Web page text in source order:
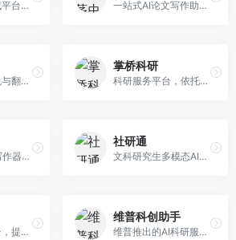
智能AI论文生成平台，支持查重检测。面向高校学生和研究人员，提供论文选题、内容生成、查重修改等一站式服务，学术写作流程完整。 一站式AI论文写作助手，覆盖学术写作全场景。面向高校学生和科研人员，提供开题报告、文献综述、论文正文等写作服务，支持多学科多类型论文，操作简便。
AI学术论文润色与翻译平台。面向国际期刊投稿者，提供论文润色、翻译、格式调整等服务，支持多语言，学术表达专业规范。
掌桥科研
科研服务平台，依托3亿+真实文献数据库。面向学术研究者和学生，提供文献检索、论文写作、科研数据分析等服务，文献资源丰富，学术支持专业。
专业英文论文写作器，支持学术论文全流程。面向留学生和国际期刊投稿者，提供英文论文撰写、润色、格式调整等服务，学术英语表达规范。
社研通
文科研究生多模态AI学术写作平台。面向文科研究生和社科研究者，提供文献综述、理论分析、定性研究辅助等服务，文科研究方法论支持完善。
AI论文写作平台，提供无限改稿服务。面向高校学生和学术研究者，支持论文选题、大纲生成、内容撰写、查重修改等全流程服务，改稿次数不限，服务质量有保障。
维普科创助手
维普推出的AI科研服务平台，整合学术资源与智能写作。面向科研人员和高校师生，提供文献检索、论文写作、查重检测等一站式服务，学术资源权威可靠。